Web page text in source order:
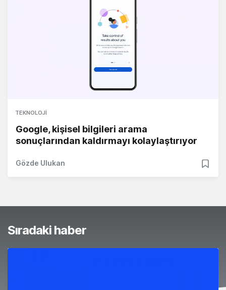
TEKNOLOJI
Google, kişisel bilgileri arama
sonuçlarından kaldırmayı kolaylaştırıyor
Gözde Ulukan
Sıradaki haber